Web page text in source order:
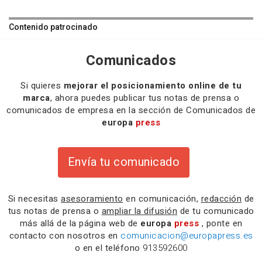
Contenido patrocinado
Comunicados
Si quieres mejorar el posicionamiento online de tu
marca, ahora puedes publicar tus notas de prensa o
comunicados de empresa en la sección de Comunicados de
europa press
Envía tu comunicado
Si necesitas asesoramiento en comunicación, redacción de
tus notas de prensa o ampliar la difusión de tu comunicado
más allá de la página web de europa press , ponte en
contacto con nosotros en comunicacion@europapress.es
o en el teléfono 913592600